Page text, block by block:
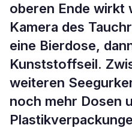
oberen Ende wirkt
Kamera des
eine Bierdose,
Kunststoffseil.
weiteren
noch mehr Dosen